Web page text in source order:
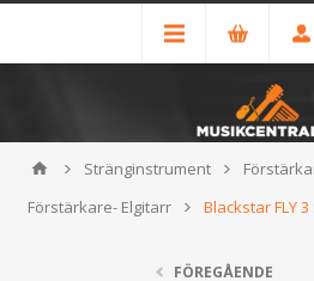
Stränginstrument
Förstärkare- Elgitarr
Blackstar FLY
FÖREGÅENDE